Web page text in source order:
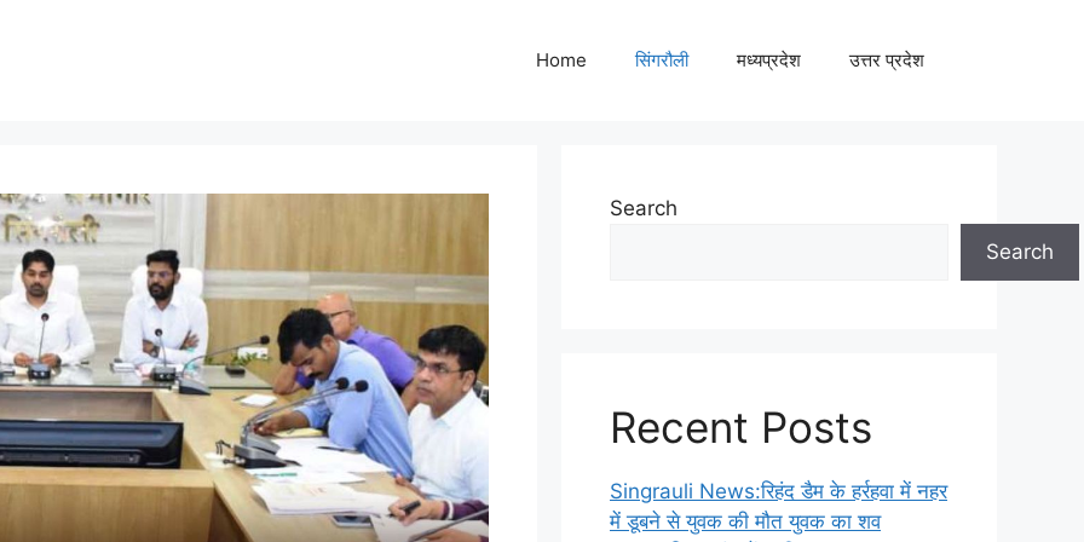
Home सिंगरौली मध्यप्रदेश उत्तर प्रदेश
Search
Search
Recent Posts
Singrauli News:रिहंद डैम के हर्रहवा में नहर
में डूबने से युवक की मौत युवक का शव